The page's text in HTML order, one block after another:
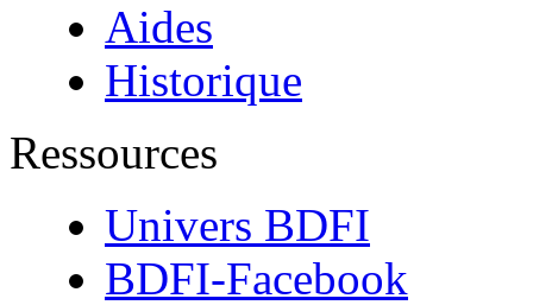
Aides
Historique
Ressources
Univers BDFI
BDFI-Facebook